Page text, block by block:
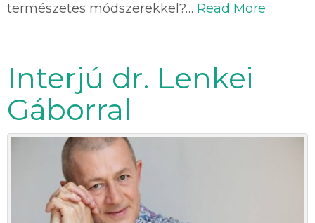
természetes módszerekkel?… Read More
Interjú dr. Lenkei
Gáborral